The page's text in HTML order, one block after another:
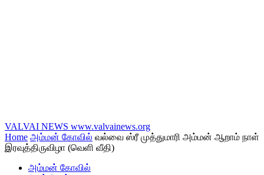
VALVAI NEWS www.valvainews.org
Home அம்மன் கோவில் வல்வை ஸ்ரீ முத்துமாரி அம்மன் ஆறாம் நாள்
இரவுத்திருவிழா (வெளி வீதி)
அம்மன் கோவில்